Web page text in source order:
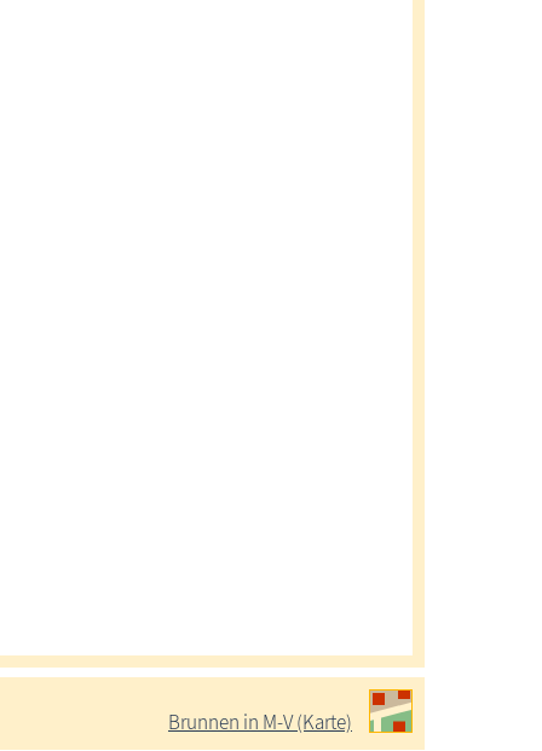
Brunnen in M-V (Karte)